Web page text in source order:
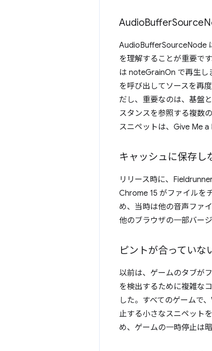
AudioBufferSource
AudioBufferSourceNode
を理解することが重要で
は noteGrainOn で再生
を呼び出してソースを再
だし、重要なのは、基盤
スタンスを参照する複数
スニペットは、Give Me a
キャッシュに保存し
リリース時に、
Chrome 15 がファイルを
め、当時は他の音声ファ
他のブラウザの一部バー
ピントが合っていな
以前は、ゲームのタブが
を検出するために複雑な
した。すべてのゲームで
止する小さなスニペット
め、ゲームの一時停止は